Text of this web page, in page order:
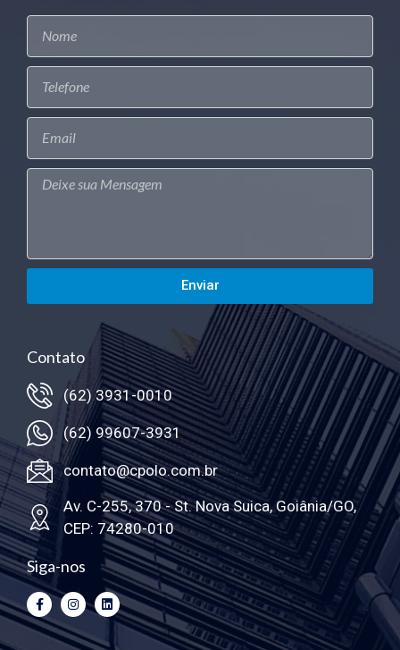
Enviar
Contato
(62) 3931-0010
(62) 99607-3931
contato@cpolo.com.br
Av. C-255, 370 - St. Nova Suica, Goiânia/GO,
CEP: 74280-010
Siga-nos